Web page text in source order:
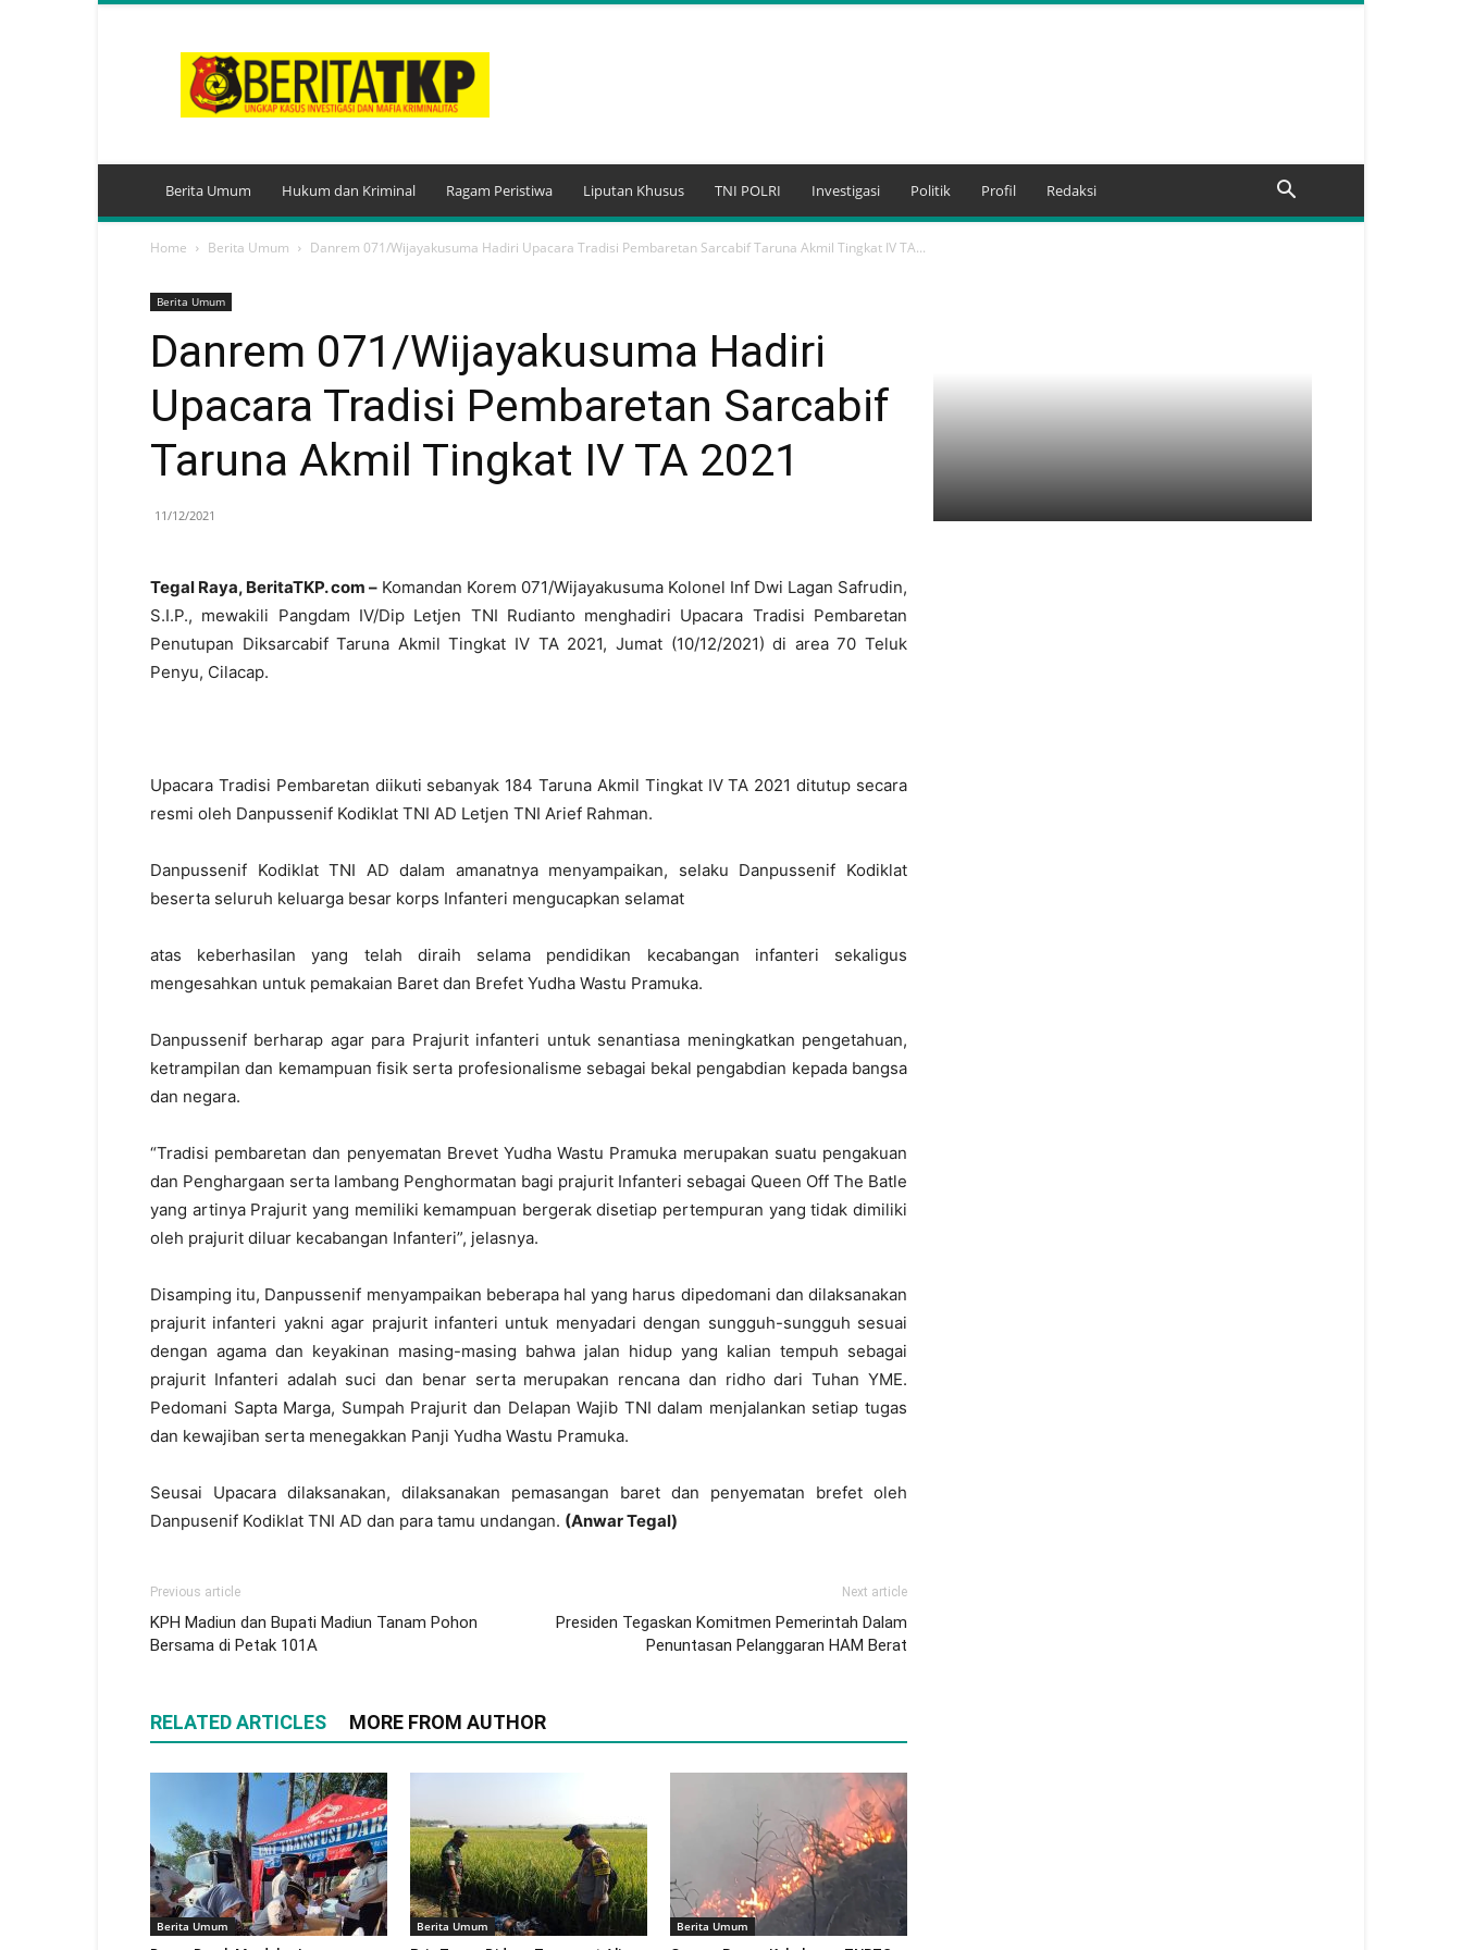
Berita Umum Hukum dan Kriminal Ragam Peristiwa Liputan Khusus TNI POLRI Investigasi Politik Profil Redaksi
Home Berita Umum Danrem 071/Wijayakusuma Hadiri Upacara Tradisi Pembaretan Sarcabif Taruna Akmil Tingkat IV TA...
Berita Umum
Danrem 071/Wijayakusuma Hadiri
Upacara Tradisi Pembaretan Sarcabif
Taruna Akmil Tingkat IV TA 2021
11/12/2021
Tegal Raya, BeritaTKP. com – Komandan Korem 071/Wijayakusuma Kolonel Inf Dwi Lagan Safrudin,
S.I.P., mewakili Pangdam IV/Dip Letjen TNI Rudianto menghadiri Upacara Tradisi Pembaretan
Penutupan Diksarcabif Taruna Akmil Tingkat IV TA 2021, Jumat (10/12/2021) di area 70 Teluk
Penyu, Cilacap.
Upacara Tradisi Pembaretan diikuti sebanyak 184 Taruna Akmil Tingkat IV TA 2021 ditutup secara
resmi oleh Danpussenif Kodiklat TNI AD Letjen TNI Arief Rahman.
Danpussenif Kodiklat TNI AD dalam amanatnya menyampaikan, selaku Danpussenif Kodiklat
beserta seluruh keluarga besar korps Infanteri mengucapkan selamat
atas keberhasilan yang telah diraih selama pendidikan kecabangan infanteri sekaligus
mengesahkan untuk pemakaian Baret dan Brefet Yudha Wastu Pramuka.
Danpussenif berharap agar para Prajurit infanteri untuk senantiasa meningkatkan pengetahuan,
ketrampilan dan kemampuan fisik serta profesionalisme sebagai bekal pengabdian kepada bangsa
dan negara.
“Tradisi pembaretan dan penyematan Brevet Yudha Wastu Pramuka merupakan suatu pengakuan
dan Penghargaan serta lambang Penghormatan bagi prajurit Infanteri sebagai Queen Off The Batle
yang artinya Prajurit yang memiliki kemampuan bergerak disetiap pertempuran yang tidak dimiliki
oleh prajurit diluar kecabangan Infanteri”, jelasnya.
Disamping itu, Danpussenif menyampaikan beberapa hal yang harus dipedomani dan dilaksanakan
prajurit infanteri yakni agar prajurit infanteri untuk menyadari dengan sungguh-sungguh sesuai
dengan agama dan keyakinan masing-masing bahwa jalan hidup yang kalian tempuh sebagai
prajurit Infanteri adalah suci dan benar serta merupakan rencana dan ridho dari Tuhan YME.
Pedomani Sapta Marga, Sumpah Prajurit dan Delapan Wajib TNI dalam menjalankan setiap tugas
dan kewajiban serta menegakkan Panji Yudha Wastu Pramuka.
Seusai Upacara dilaksanakan, dilaksanakan pemasangan baret dan penyematan brefet oleh
Danpusenif Kodiklat TNI AD dan para tamu undangan. (Anwar Tegal)
Previous article
KPH Madiun dan Bupati Madiun Tanam Pohon
Bersama di Petak 101A
Next article
Presiden Tegaskan Komitmen Pemerintah Dalam
Penuntasan Pelanggaran HAM Berat
RELATED ARTICLES MORE FROM AUTHOR
Berita Umum Berita Umum Berita Umum